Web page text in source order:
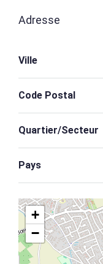
Adresse
Ville
Code Postal
Quartier/Secteur
Pays
+
−